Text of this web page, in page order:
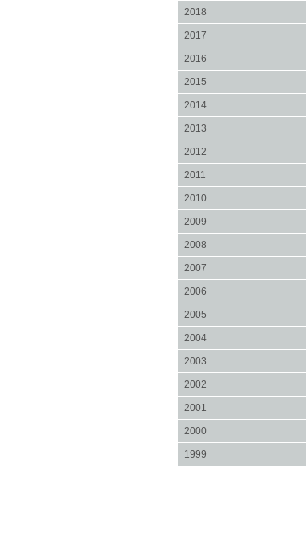
2018
2017
2016
2015
2014
2013
2012
2011
2010
2009
2008
2007
2006
2005
2004
2003
2002
2001
2000
1999